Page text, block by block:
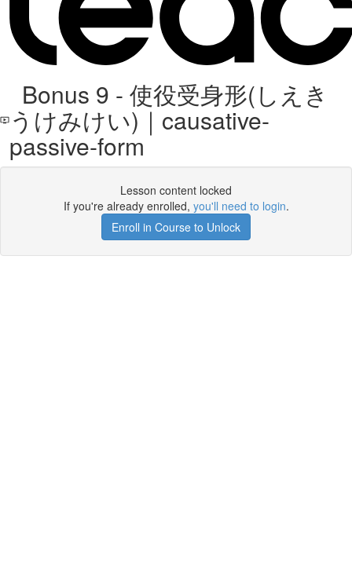
Bonus 9 - 使役受身形(しえき
うけみけい)｜causative-
passive-form
Lesson content locked
If you're already enrolled, you'll need to login.
Enroll in Course to Unlock